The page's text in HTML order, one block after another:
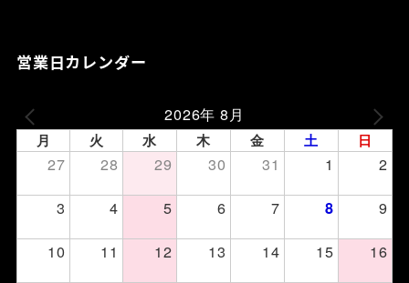
営業日カレンダー
2026年 8月
月 火 水 木 金 土 日
27 28 29 30 31 1
2
3
4 5 6 7 8
9
10
11 12 13 14 15
16